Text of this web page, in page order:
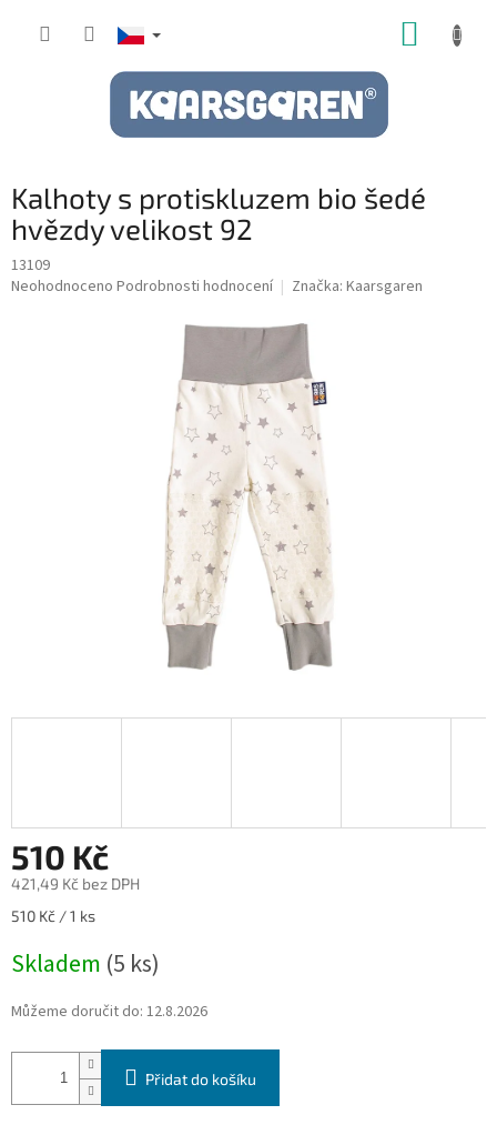
Kalhoty s protiskluzem bio šedé
hvězdy velikost 92
13109
Průměrné
Neohodnoceno Podrobnosti hodnocení Značka: Kaarsgaren
510 Kč
421,49 Kč bez DPH
Měrná
510 Kč / 1 ks
Skladem (5 ks)
Můžeme doručit do: 12.8.2026
Přidat do košíku